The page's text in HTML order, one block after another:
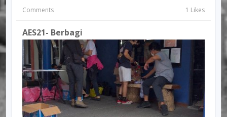
Comments 1 Likes
AES21- Berbagi